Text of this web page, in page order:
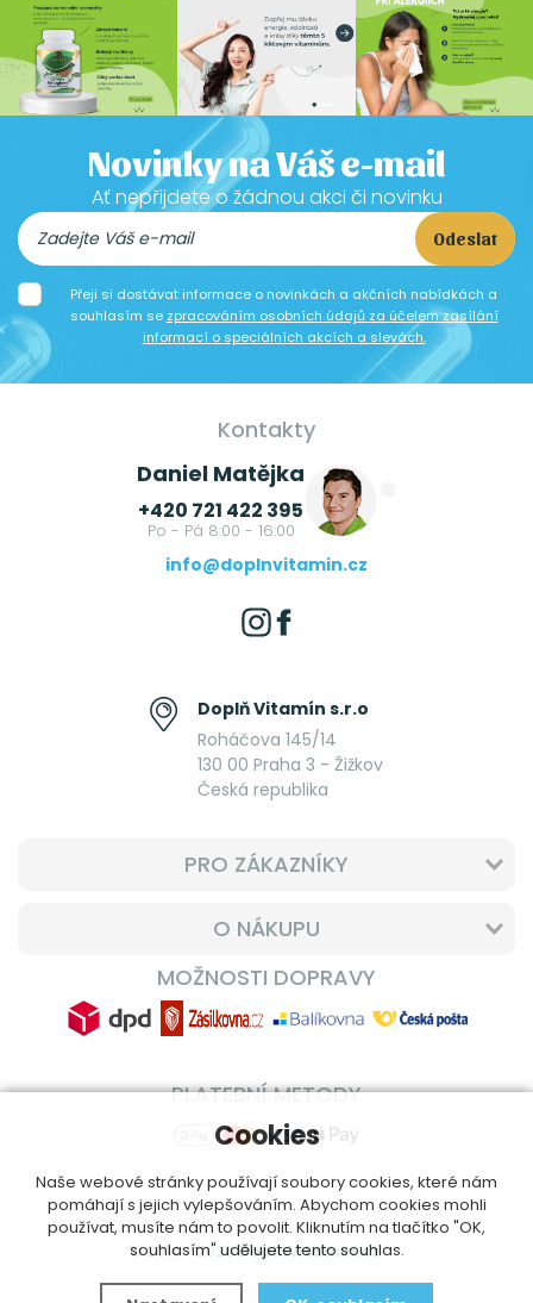
Novinky na Váš e-mail
Ať nepřijdete o žádnou akci či novinku
Odeslat
Přeji si dostávat informace o novinkách a akčních nabídkách a
souhlasím se zpracováním osobních údajů za účelem zasílání
informací o speciálních akcích a slevách.
Kontakty
Daniel Matějka
+420 721 422 395
Po - Pá 8:00 - 16:00
info@doplnvitamin.cz
Doplň Vitamín s.r.o
Roháčova 145/14
130 00 Praha 3 - Žižkov
Česká republika
PRO ZÁKAZNÍKY
O NÁKUPU
MOŽNOSTI DOPRAVY
PLATEBNÍ METODY
© 2014 - 2026DoplnVitamin.cz
Cookies
Naše webové stránky používají soubory cookies, které nám
pomáhají s jejich vylepšováním. Abychom cookies mohli
používat, musíte nám to povolit. Kliknutím na tlačítko "OK,
souhlasím" udělujete tento souhlas.